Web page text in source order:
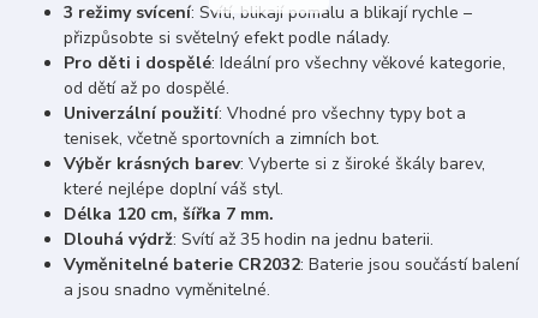
3 režimy svícení: Svítí, blikají pomalu a blikají rychle –
přizpůsobte si světelný efekt podle nálady.
Pro děti i dospělé: Ideální pro všechny věkové kategorie,
od dětí až po dospělé.
Univerzální použití: Vhodné pro všechny typy bot a
tenisek, včetně sportovních a zimních bot.
Výběr krásných barev: Vyberte si z široké škály barev,
které nejlépe doplní váš styl.
Délka 120 cm, šířka 7 mm.
Dlouhá výdrž: Svítí až 35 hodin na jednu baterii.
Vyměnitelné baterie CR2032: Baterie jsou součástí balení
a jsou snadno vyměnitelné.